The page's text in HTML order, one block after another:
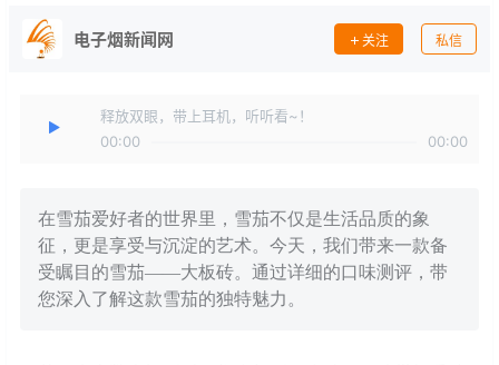
电子烟新闻网 关注 私信
释放双眼，带上耳机，听听看~！
00:00
00:00
在雪茄爱好者的世界里，雪茄不仅是生活品质的象
征，更是享受与沉淀的艺术。今天，我们带来一款备
受瞩目的雪茄——大板砖。通过详细的口味测评，带
您深入了解这款雪茄的独特魅力。